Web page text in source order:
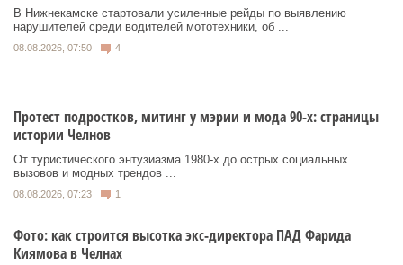
В Нижнекамске стартовали усиленные рейды по выявлению
нарушителей среди водителей мототехники, об ...
08.08.2026, 07:50 4
Протест подростков, митинг у мэрии и мода 90-х: страницы
истории Челнов
От туристического энтузиазма 1980‑х до острых социальных
вызовов и модных трендов ...
08.08.2026, 07:23 1
Фото: как строится высотка экс-директора ПАД Фарида
Киямова в Челнах